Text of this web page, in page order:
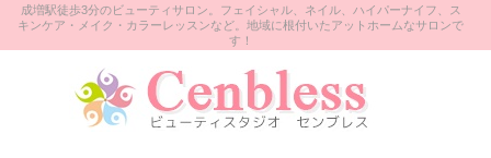
成増駅徒歩3分のビューティサロン。フェイシャル、ネイル、ハイパーナイフ、ス
キンケア・メイク・カラーレッスンなど。地域に根付いたアットホームなサロンで
す！